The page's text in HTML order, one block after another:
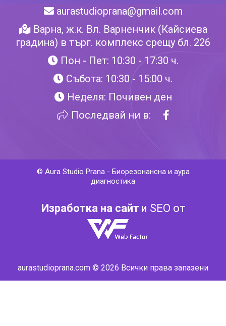
aurastudioprana@gmail.com
Варна, ж.к. Вл. Варненчик (Кайсиева
градина) в търг. комплекс срещу бл. 226
Пон - Пет: 10:30 - 17:30 ч.
Събота: 10:30 - 15:00 ч.
Неделя: Почивен ден
Последвай ни в:
© Aura Studio Prana- Биорезонансна и аура
диагностика
Изработка на сайти SEO от
aurastudioprana.com © 2026 Всички права запазени